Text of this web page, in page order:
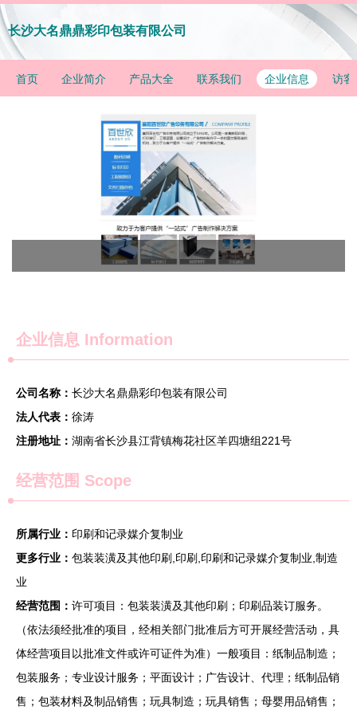
长沙大名鼎鼎彩印包装有限公司
首页 企业简介 产品大全 联系我们 企业信息 访客
企业信息 Information
公司名称： 长沙大名鼎鼎彩印包装有限公司
法人代表： 徐涛
注册地址： 湖南省长沙县江背镇梅花社区羊四塘组221号
经营范围 Scope
所属行业： 印刷和记录媒介复制业
更多行业： 包装装潢及其他印刷,印刷,印刷和记录媒介复制业,制造
业
经营范围： 许可项目：包装装潢及其他印刷；印刷品装订服务。
（依法须经批准的项目，经相关部门批准后方可开展经营活动，具
体经营项目以批准文件或许可证件为准）一般项目：纸制品制造；
包装服务；专业设计服务；平面设计；广告设计、代理；纸制品销
售；包装材料及制品销售；玩具制造；玩具销售；母婴用品销售；